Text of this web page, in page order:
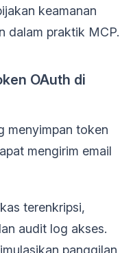
keamanan
dalam praktik MCP.
OAuth di
menyimpan token
mengirim email
terenkripsi,
audit log akses.
panggilan